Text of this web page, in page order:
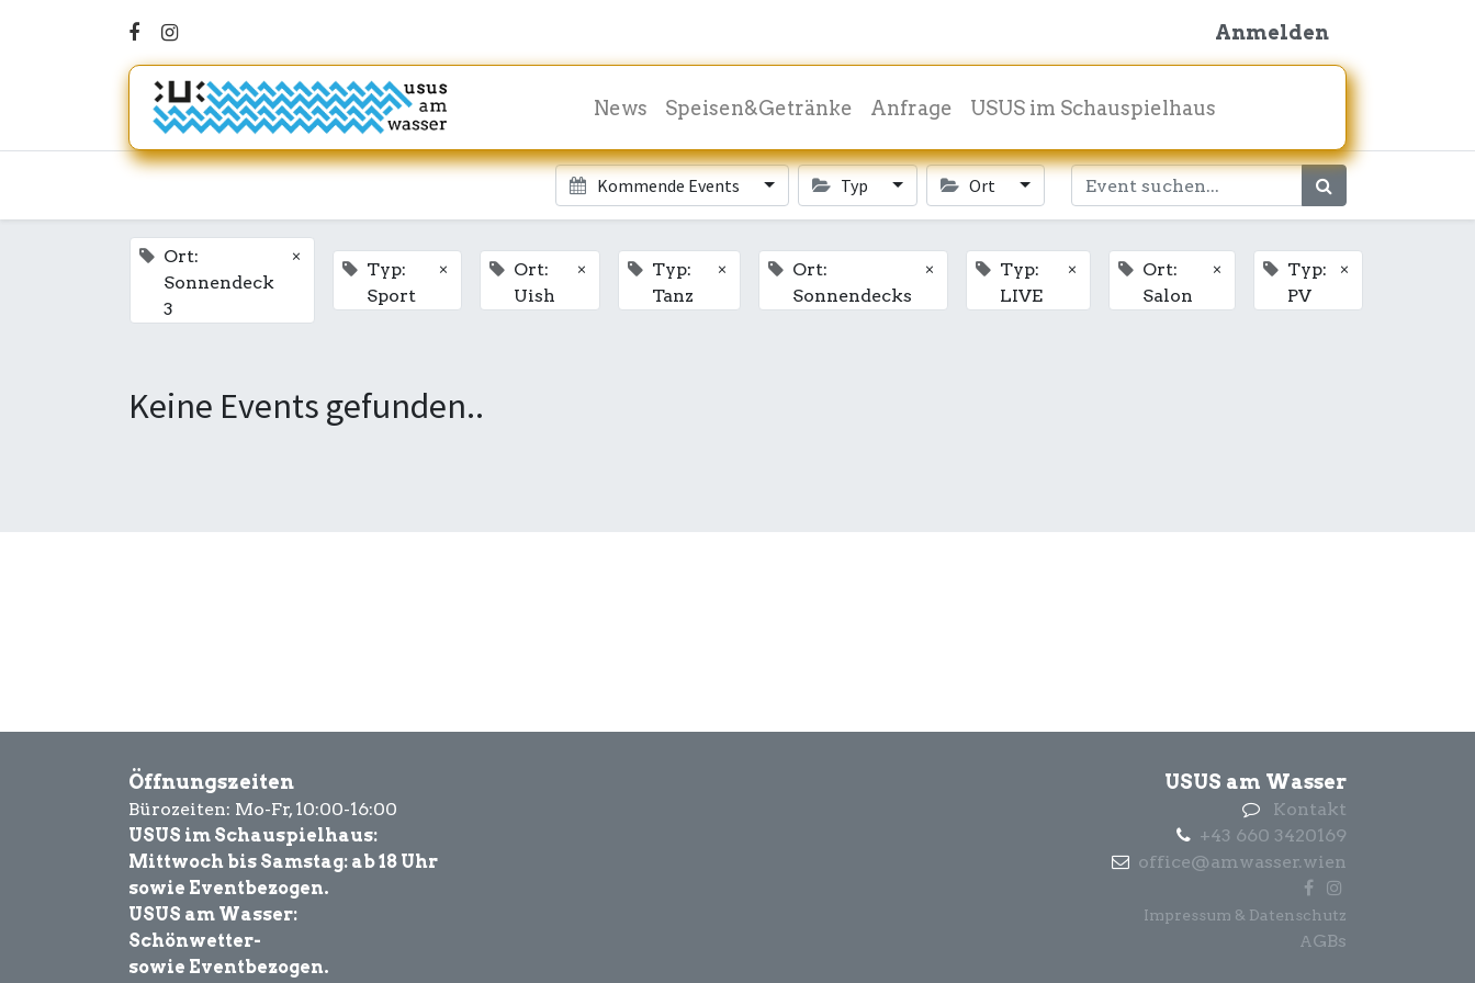
Anmelden
News Speisen&Getränke Anfrage USUS im Schauspielhaus
Kommende Events Typ Ort
Ort:
Sonnendeck
3
×
Typ:
Sport
×
Ort:
Uish
×
Typ:
Tanz
×
Ort:
Sonnendecks
×
Typ:
LIVE
×
Ort:
Salon
×
Typ:
PV
×
Keine Events gefunden..
Öffnungszeiten
Bürozeiten: Mo-Fr, 10:00-16:00
USUS im Schauspielhaus:
Mittwoch bis Samstag: ab 18 Uhr
sowie Eventbezogen.
USUS am Wasser:
Schönwetter-
sowie Eventbezogen.
USUS am Wasser
Kontakt
+43 660 3420169
office@amwasser.wien
Impressum & Datenschutz
AGBs